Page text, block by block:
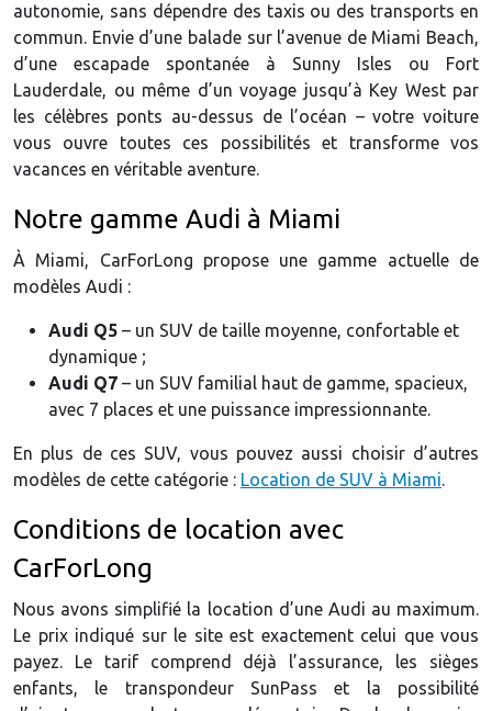
autonomie, sans dépendre des taxis ou des transports en
commun. Envie d’une balade sur l’avenue de Miami Beach,
d’une escapade spontanée à Sunny Isles ou Fort
Lauderdale, ou même d’un voyage jusqu’à Key West par
les célèbres ponts au-dessus de l’océan – votre voiture
vous ouvre toutes ces possibilités et transforme vos
vacances en véritable aventure.
Notre gamme Audi à Miami
À Miami, CarForLong propose une gamme actuelle de
modèles Audi :
Audi Q5 – un SUV de taille moyenne, confortable et
dynamique ;
Audi Q7 – un SUV familial haut de gamme, spacieux,
avec 7 places et une puissance impressionnante.
En plus de ces SUV, vous pouvez aussi choisir d’autres
modèles de cette catégorie : Location de SUV à Miami.
Conditions de location avec
CarForLong
Nous avons simplifié la location d’une Audi au maximum.
Le prix indiqué sur le site est exactement celui que vous
payez. Le tarif comprend déjà l’assurance, les sièges
enfants, le transpondeur SunPass et la possibilité